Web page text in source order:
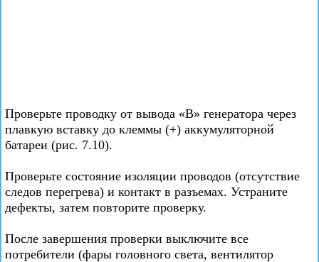
Проверьте проводку от вывода «В» генератора через
плавкую вставку до клеммы (+) аккумуляторной
батареи (рис. 7.10).
Проверьте состояние изоляции проводов (отсутствие
следов перегрева) и контакт в разъемах. Устраните
дефекты, затем повторите проверку.
После завершения проверки выключите все
потребители (фары головного света, вентилятор